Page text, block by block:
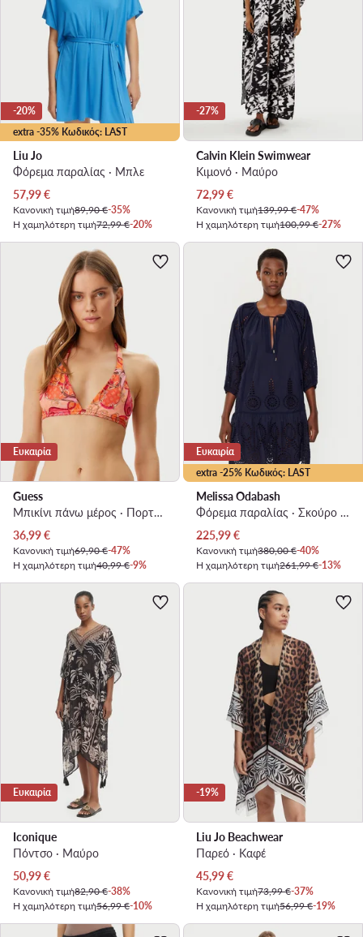
extra -35% Κωδικός: LAST
-20%
Liu Jo
Φόρεμα παραλίας · Μπλε
Τρέχουσα τιμή
57,99€
Κανονική τιμή89,90 €-35%
Η χαμηλότερη τιμή72,99 €-20%
-27%
Calvin Klein Swimwear
Κιμονό · Μαύρο
Τρέχουσα τιμή
72,99€
Κανονική τιμή139,99 €-47%
Η χαμηλότερη τιμή100,99 €-27%
Ευκαιρία
Guess
Μπικίνι πάνω μέρος · Πορτοκαλί
Τρέχουσα τιμή
36,99€
Κανονική τιμή69,90 €-47%
Η χαμηλότερη τιμή40,99 €-9%
extra -25% Κωδικός: LAST
Ευκαιρία
Melissa Odabash
Φόρεμα παραλίας · Σκούρο μπλε
Τρέχουσα τιμή
225,99€
Κανονική τιμή380,00 €-40%
Η χαμηλότερη τιμή261,99 €-13%
Ευκαιρία
Iconique
Πόντσο · Μαύρο
Τρέχουσα τιμή
50,99€
Κανονική τιμή82,90 €-38%
Η χαμηλότερη τιμή56,99 €-10%
-19%
Liu Jo Beachwear
Παρεό · Καφέ
Τρέχουσα τιμή
45,99€
Κανονική τιμή73,99 €-37%
Η χαμηλότερη τιμή56,99 €-19%